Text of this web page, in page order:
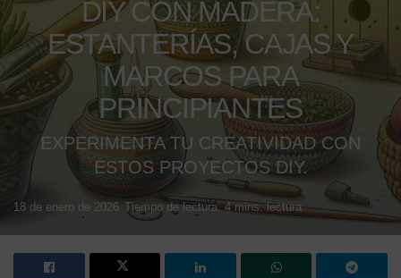
DIY CON MADERA:
ESTANTERÍAS, CAJAS Y
MARCOS PARA
PRINCIPIANTES
EXPERIMENTA TU CREATIVIDAD CON
ESTOS PROYECTOS DIY.
18 de enero de 2026 Tiempo de lectura: 4 mins. lectura